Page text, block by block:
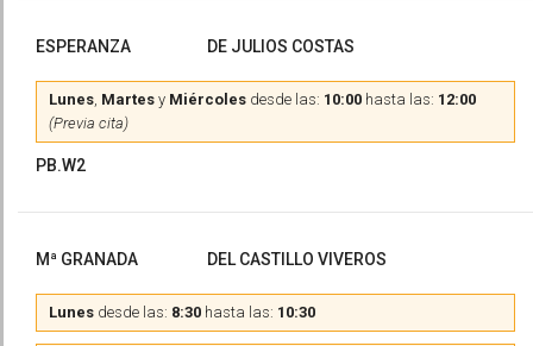
ESPERANZA DE JULIOS COSTAS
Lunes, Martes y Miércoles desde las: 10:00 hasta las: 12:00
(Previa cita)
PB.W2
Mª GRANADA DEL CASTILLO VIVEROS
Lunes desde las: 8:30 hasta las: 10:30